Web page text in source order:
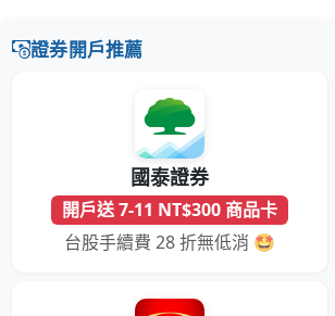
證券開戶推薦
國泰證券
開戶送 7-11 NT$300 商品卡
台股手續費 28 折無低消 🤩